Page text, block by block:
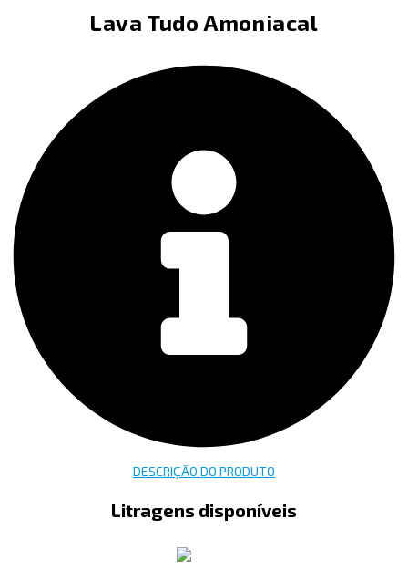
Lava Tudo Amoniacal
DESCRIÇÃO DO PRODUTO
Litragens disponíveis